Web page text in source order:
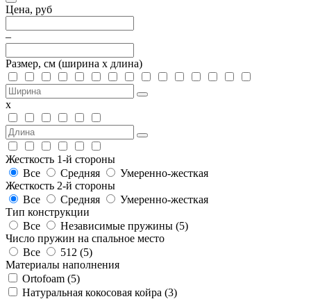
Цена, руб
–
Размер, см (ширина х длина)
х
Жесткость 1-й стороны
Все
Средняя
Умеренно-жесткая
Жесткость 2-й стороны
Все
Средняя
Умеренно-жесткая
Тип конструкции
Все
Независимые пружины (5)
Число пружин на спальное место
Все
512 (5)
Материалы наполнения
Ortofoam (5)
Натуральная кокосовая койра (3)